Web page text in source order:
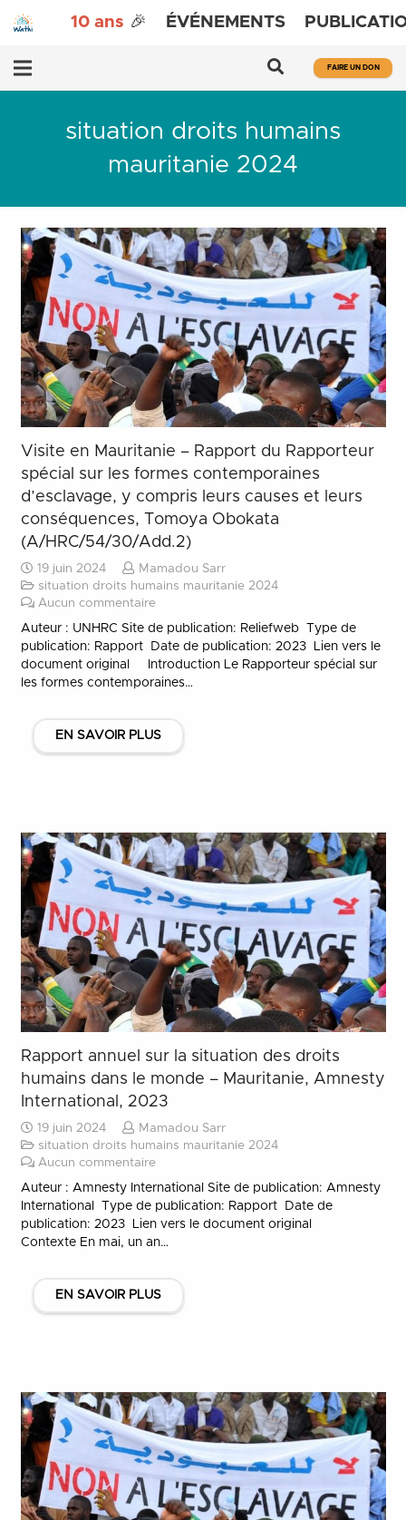
10 ans 🎉 ÉVÉNEMENTS
FAIRE UN DON
situation droits humains
mauritanie 2024
Visite en Mauritanie – Rapport du Rapporteur
spécial sur les formes contemporaines
d’esclavage, y compris leurs causes et leurs
conséquences, Tomoya Obokata
(A/HRC/54/30/Add.2)
19 juin 2024
Mamadou Sarr
situation droits humains mauritanie 2024
Aucun commentaire
Auteur : UNHRC Site de publication: Reliefweb Type de
publication: Rapport Date de publication: 2023 Lien vers le
document original Introduction Le Rapporteur spécial sur
les formes contemporaines…
EN SAVOIR PLUS
Rapport annuel sur la situation des droits
humains dans le monde – Mauritanie, Amnesty
International, 2023
19 juin 2024
Mamadou Sarr
situation droits humains mauritanie 2024
Aucun commentaire
Auteur : Amnesty International Site de publication: Amnesty
International Type de publication: Rapport Date de
publication: 2023 Lien vers le document original
Contexte En mai, un an…
EN SAVOIR PLUS